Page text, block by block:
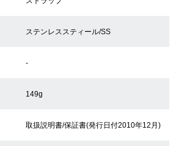
円クーポン
品高価買戻し
ステンレススティール/SS
-
149g
取扱説明書/保証書(発行日付2010年12月)